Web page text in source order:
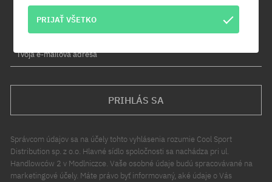
nových produktoch a propagačných akciách!
Navyše získaš zľavový kód -5 % na celú objednávku!
Tvoja e-mailová adresa
PRIHLÁS SA
Správcom údajov sa na účely tohto vyhlásenia rozumie Cool Sport
Distribution sp. z o.o. Hlavné sídlo spoločnosti sa nachádza pri ul.
Handlowców 2 v Modlniczce. Vaše osobné údaje budú spracovávané na
marketingové účely. Máte právo byť informovaný, aké údaje o Vás
PRIJAŤ VŠETKO